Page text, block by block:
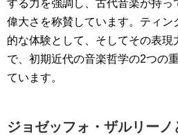
する力を強調し、古代音楽が持っ
偉大さを称賛しています。ティン
的な体験として、そしてその表現
で、初期近代の音楽哲学の2つの
ています。
ジョゼッフォ・ザルリー